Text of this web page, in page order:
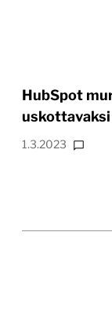
HubSpot
1.3.2023